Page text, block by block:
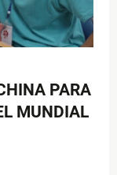
PARA
MUNDIAL